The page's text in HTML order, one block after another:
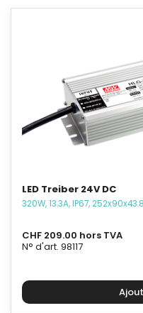
LED Treiber 24V DC
320W, 13.3A, IP67,
CHF 209.00 hors TVA
N° d'art. 98117